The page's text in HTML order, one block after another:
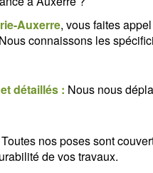
Auxerre, vous faites
connaissons les
détaillés : Nous nous
Toutes nos poses sont
de vos travaux.